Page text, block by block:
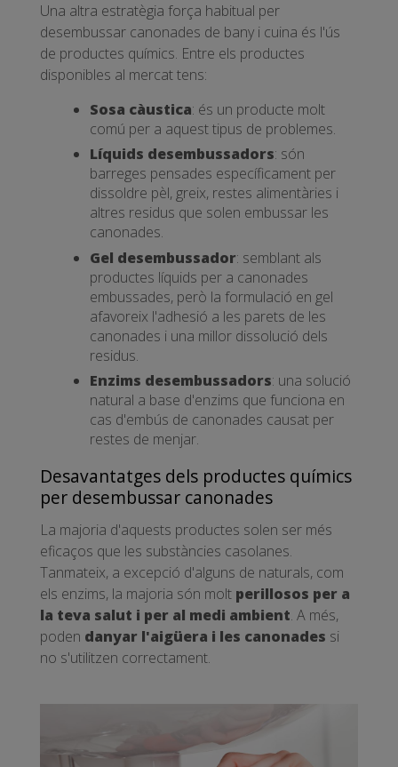
Una altra estratègia força habitual per
desembussar canonades de bany i cuina és l'ús
de productes químics. Entre els productes
disponibles al mercat tens:
Sosa càustica: és un producte molt
comú per a aquest tipus de problemes.
Líquids desembussadors: són
barreges pensades específicament per
dissoldre pèl, greix, restes alimentàries i
altres residus que solen embussar les
canonades.
Gel desembussador: semblant als
productes líquids per a canonades
embussades, però la formulació en gel
afavoreix l'adhesió a les parets de les
canonades i una millor dissolució dels
residus.
Enzims desembussadors: una solució
natural a base d'enzims que funciona en
cas d'embús de canonades causat per
restes de menjar.
Desavantatges dels productes químics
per desembussar canonades
La majoria d'aquests productes solen ser més
eficaços que les substàncies casolanes.
Tanmateix, a excepció d'alguns de naturals, com
els enzims, la majoria són molt perillosos per a
la teva salut i per al medi ambient. A més,
poden danyar l'aigüera i les canonades si
no s'utilitzen correctament.